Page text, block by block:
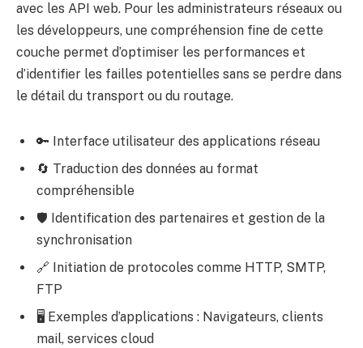
avec les API web. Pour les administrateurs réseaux ou
les développeurs, une compréhension fine de cette
couche permet d’optimiser les performances et
d’identifier les failles potentielles sans se perdre dans
le détail du transport ou du routage.
🔑 Interface utilisateur des applications réseau
🔄 Traduction des données au format
compréhensible
🛡️ Identification des partenaires et gestion de la
synchronisation
🔗 Initiation de protocoles comme HTTP, SMTP,
FTP
🖥️ Exemples d’applications : Navigateurs, clients
mail, services cloud